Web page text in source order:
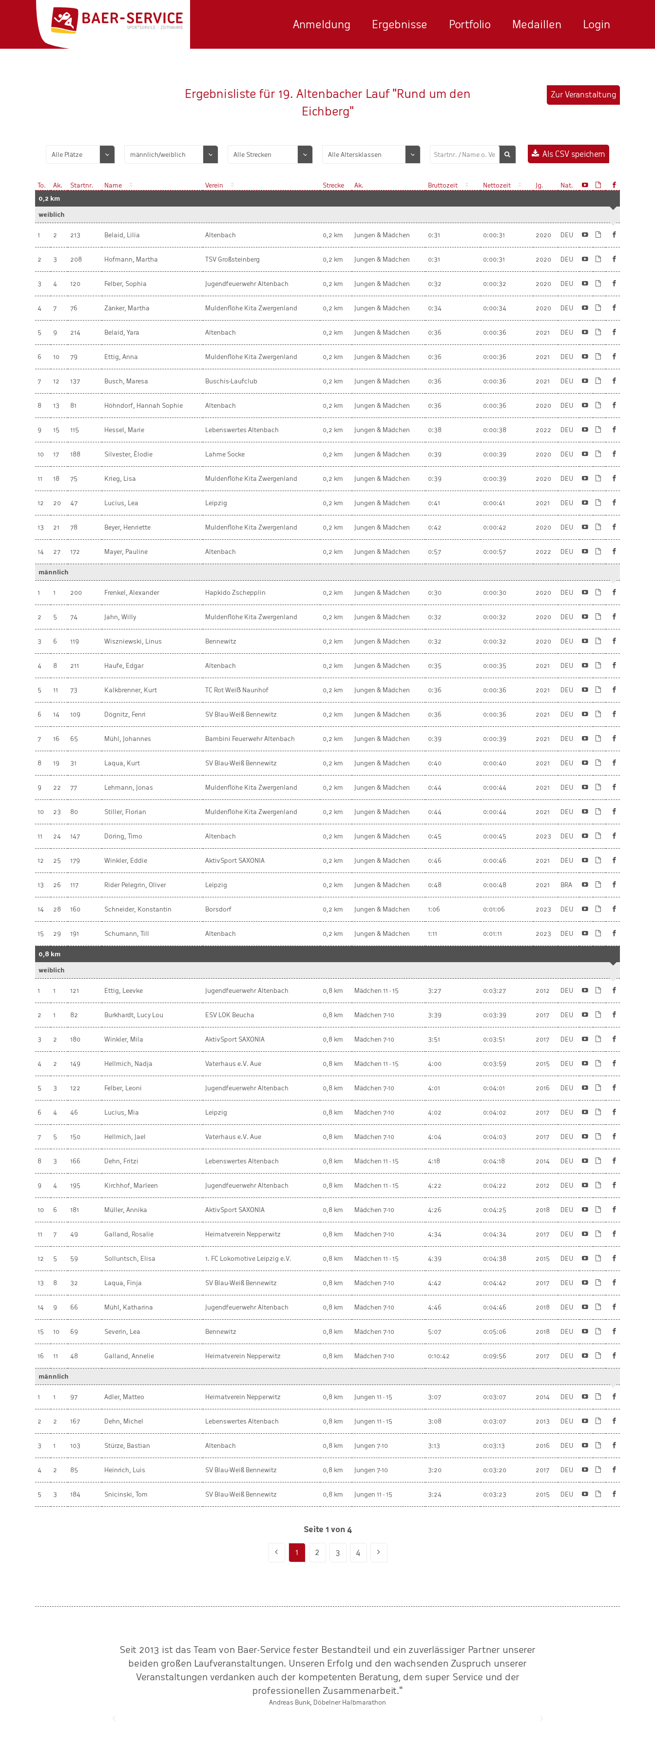
Anmeldung Ergebnisse Portfolio Medaillen Login
Ergebnisliste für 19. Altenbacher Lauf "Rund um den
Eichberg"
Zur Veranstaltung
Als CSV speichern
To. Ak. Startnr. Name Verein Strecke Ak. Bruttozeit Nettozeit Jg.
Nat.
0,2 km
weiblich
1 2 213 Belaid, Lilia Altenbach 0,2 km Jungen & Mädchen 0:31 0:00:31 2020 DEU
2 3 208 Hofmann, Martha TSV Großsteinberg 0,2 km Jungen & Mädchen 0:31 0:00:31 2020 DEU
3 4 120 Felber, Sophia Jugendfeuerwehr Altenbach 0,2 km Jungen & Mädchen 0:32 0:00:32 2020 DEU
4 7 76 Zänker, Martha Muldenflöhe Kita Zwergenland 0,2 km Jungen & Mädchen 0:34 0:00:34 2020 DEU
5 9 214 Belaid, Yara Altenbach 0,2 km Jungen & Mädchen 0:36 0:00:36 2021 DEU
6 10 79 Ettig, Anna Muldenflöhe Kita Zwergenland 0,2 km Jungen & Mädchen 0:36 0:00:36 2021 DEU
7 12 137 Busch, Maresa Buschis-Laufclub 0,2 km Jungen & Mädchen 0:36 0:00:36 2021 DEU
8 13 81 Höhndorf, Hannah Sophie Altenbach 0,2 km Jungen & Mädchen 0:36 0:00:36 2020 DEU
9 15 115 Hessel, Marie Lebenswertes Altenbach 0,2 km Jungen & Mädchen 0:38 0:00:38 2022 DEU
10 17 188 Silvester, Élodie Lahme Socke 0,2 km Jungen & Mädchen 0:39 0:00:39 2020 DEU
11 18 75 Krieg, Lisa Muldenflöhe Kita Zwergenland 0,2 km Jungen & Mädchen 0:39 0:00:39 2020 DEU
12 20 47 Lucius, Lea Leipzig 0,2 km Jungen & Mädchen 0:41 0:00:41 2021 DEU
13 21 78 Beyer, Henriette Muldenflöhe Kita Zwergenland 0,2 km Jungen & Mädchen 0:42 0:00:42 2020 DEU
14 27 172 Mayer, Pauline Altenbach 0,2 km Jungen & Mädchen 0:57 0:00:57 2022 DEU
männlich
1 1 200 Frenkel, Alexander Hapkido Zschepplin 0,2 km Jungen & Mädchen 0:30 0:00:30 2020 DEU
2 5 74 Jahn, Willy Muldenflöhe Kita Zwergenland 0,2 km Jungen & Mädchen 0:32 0:00:32 2020 DEU
3 6 119 Wiszniewski, Linus Bennewitz 0,2 km Jungen & Mädchen 0:32 0:00:32 2020 DEU
4 8 211 Haufe, Edgar Altenbach 0,2 km Jungen & Mädchen 0:35 0:00:35 2021 DEU
5 11 73 Kalkbrenner, Kurt TC Rot Weiẞ Naunhof 0,2 km Jungen & Mädchen 0:36 0:00:36 2021 DEU
6 14 109 Dögnitz, Fenri SV Blau-Weiß Bennewitz 0,2 km Jungen & Mädchen 0:36 0:00:36 2021 DEU
7 16 65 Mühl, Johannes Bambini Feuerwehr Altenbach 0,2 km Jungen & Mädchen 0:39 0:00:39 2021 DEU
8 19 31 Laqua, Kurt SV Blau-Weiß Bennewitz 0,2 km Jungen & Mädchen 0:40 0:00:40 2021 DEU
9 22 77 Lehmann, Jonas Muldenflöhe Kita Zwergenland 0,2 km Jungen & Mädchen 0:44 0:00:44 2021 DEU
10 23 80 Stiller, Florian Muldenflöhe Kita Zwergenland 0,2 km Jungen & Mädchen 0:44 0:00:44 2021 DEU
11 24 147 Döring, Timo Altenbach 0,2 km Jungen & Mädchen 0:45 0:00:45 2023 DEU
12 25 179 Winkler, Eddie AktivSport SAXONIA 0,2 km Jungen & Mädchen 0:46 0:00:46 2021 DEU
13 26 117 Rider Pelegrin, Oliver Leipzig 0,2 km Jungen & Mädchen 0:48 0:00:48 2021 BRA
14 28 160 Schneider, Konstantin Borsdorf 0,2 km Jungen & Mädchen 1:06 0:01:06 2023 DEU
15 29 191 Schumann, Till Altenbach 0,2 km Jungen & Mädchen 1:11 0:01:11 2023 DEU
0,8 km
weiblich
1 1 121 Ettig, Leevke Jugendfeuerwehr Altenbach 0,8 km Mädchen 11 - 15 3:27 0:03:27 2012 DEU
2 1 82 Burkhardt, Lucy Lou ESV LOK Beucha 0,8 km Mädchen 7-10 3:39 0:03:39 2017 DEU
3 2 180 Winkler, Mila AktivSport SAXONIA 0,8 km Mädchen 7-10 3:51 0:03:51 2017 DEU
4 2 149 Hellmich, Nadja Vaterhaus e.V. Aue 0,8 km Mädchen 11 - 15 4:00 0:03:59 2015 DEU
5 3 122 Felber, Leoni Jugendfeuerwehr Altenbach 0,8 km Mädchen 7-10 4:01 0:04:01 2016 DEU
6 4 46 Lucius, Mia Leipzig 0,8 km Mädchen 7-10 4:02 0:04:02 2017 DEU
7 5 150 Hellmich, Jael Vaterhaus e.V. Aue 0,8 km Mädchen 7-10 4:04 0:04:03 2017 DEU
8 3 166 Dehn, Fritzi Lebenswertes Altenbach 0,8 km Mädchen 11 - 15 4:18 0:04:18 2014 DEU
9 4 195 Kirchhof, Marleen Jugendfeuerwehr Altenbach 0,8 km Mädchen 11 - 15 4:22 0:04:22 2012 DEU
10 6 181 Müller, Annika AktivSport SAXONIA 0,8 km Mädchen 7-10 4:26 0:04:25 2018 DEU
11 7 49 Galland, Rosalie Heimatverein Nepperwitz 0,8 km Mädchen 7-10 4:34 0:04:34 2017 DEU
12 5 59 Solluntsch, Elisa 1. FC Lokomotive Leipzig e.V. 0,8 km Mädchen 11 - 15 4:39 0:04:38 2015 DEU
13 8 32 Laqua, Finja SV Blau-Weiß Bennewitz 0,8 km Mädchen 7-10 4:42 0:04:42 2017 DEU
14 9 66 Mühl, Katharina Jugendfeuerwehr Altenbach 0,8 km Mädchen 7-10 4:46 0:04:46 2018 DEU
15 10 69 Severin, Lea Bennewitz 0,8 km Mädchen 7-10 5:07 0:05:06 2018 DEU
16 11 48 Galland, Annelie Heimatverein Nepperwitz 0,8 km Mädchen 7-10 0:10:42 0:09:56 2017 DEU
männlich
1 1 97 Adler, Matteo Heimatverein Nepperwitz 0,8 km Jungen 11 - 15 3:07 0:03:07 2014 DEU
2 2 167 Dehn, Michel Lebenswertes Altenbach 0,8 km Jungen 11 - 15 3:08 0:03:07 2013 DEU
3 1 103 Stürze, Bastian Altenbach 0,8 km Jungen 7-10 3:13 0:03:13 2016 DEU
4 2 85 Heinrich, Luis SV Blau-Weiß Bennewitz 0,8 km Jungen 7-10 3:20 0:03:20 2017 DEU
5 3 184 Snicinski, Tom SV Blau-Weiß Bennewitz 0,8 km Jungen 11 - 15 3:24 0:03:23 2015 DEU
Seite 1 von 4
1 2 3 4
Seit 2013 ist das Team von Baer-Service fester Bestandteil und ein zuverlässiger Partner unserer
beiden großen Laufveranstaltungen. Unseren Erfolg und den wachsenden Zuspruch unserer
Veranstaltungen verdanken auch der kompetenten Beratung, dem super Service und der
professionellen Zusammenarbeit."
Andreas Bunk, Döbelner Halbmarathon